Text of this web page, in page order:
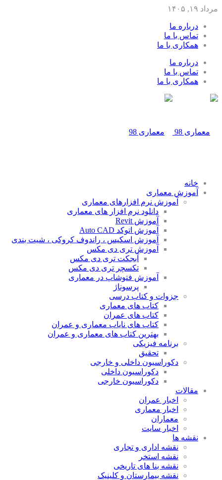
مرداد ۱۹, ۱۴۰۵
درباره ما
تماس با ما
همکاری با ما
درباره ما
تماس با ما
همکاری با ما
خانه
آموزش معماری
آموزش نرم افزارهای معماری
دانلود نرم افزار های معماری
آموزش Revit
آموزش اتوکد Auto CAD
آموزش اسکیس ، راندوف کروکی ، شیت بندی
آموزش تری دی مکس
آبجکت تری دی مکس
تکسچر تری دی مکس
آموزش فتوشاپ در معماری
پرسوناژ
جزوات و کتاب درسی
کتاب های معماری
کتاب های عمران
کتاب های نایاب معماری و عمران
بهترین کتاب های معماری و عمران
برنامه فیزیکی
تحقیق
دکوراسیون داخلی و خارجی
دکوراسیون داخلی
دکوراسیون خارجی
مقالات
اخبار عمران
اخبار معماری
معماران
اخبار سایت
نقشه ها
نقشه اداری و تجاری
نقشه استخر
نقشه بنا های تاریخی
نقشه بیمارستان و کلینیک